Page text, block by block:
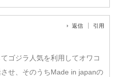
返信 引用
ゴジラ人気を利用してオワコ
せ、そのうちMade in japanの